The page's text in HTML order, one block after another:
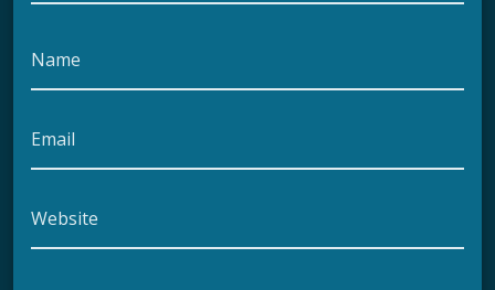
Name
Email
Website